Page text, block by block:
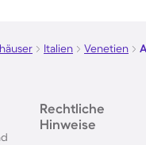
Agriturismi in Istrien
Agriturismi in Bozen
Italien Venetien
Rechtliche
Hinweise